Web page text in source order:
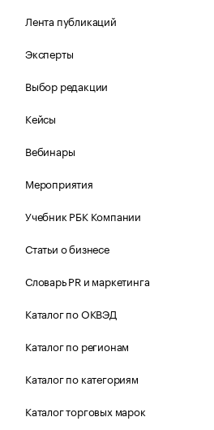
Лента публикаций
Эксперты
Выбор редакции
Кейсы
Вебинары
Мероприятия
Учебник РБК Компании
Статьи о бизнесе
Словарь PR и маркетинга
Каталог по ОКВЭД
Каталог по регионам
Каталог по категориям
Каталог торговых марок